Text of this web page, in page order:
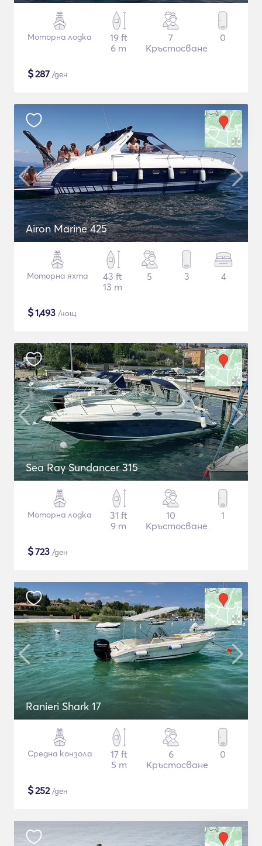
Моторна лодка
19 ft
6 m
7
Кръстосване
0
$287 /ден
Airon Marine 425
Моторна яхта
43 ft
13 m
5 3 4
$1,493 /нощ
Sea Ray Sundancer 315
Моторна лодка
31 ft
9 m
10
Кръстосване
1
$723 /ден
Ranieri Shark 17
Средна конзола
17 ft
5 m
6
Кръстосване
0
$252/ден